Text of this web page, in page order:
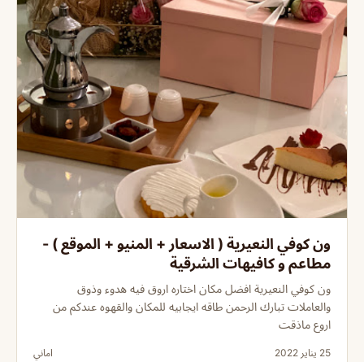
ون كوفي النعيرية ( الاسعار + المنيو + الموقع ) -
مطاعم و كافيهات الشرقية
ون كوفي النعيرية افضل مكان اختاره اروق فيه هدوء وذوق
والعاملات تبارك الرحمن طاقه ايجابيه للمكان والقهوه عندكم من
اروع ماذقت
25 يناير 2022 اماني